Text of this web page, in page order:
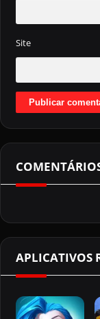
Site
APLICATIVOS